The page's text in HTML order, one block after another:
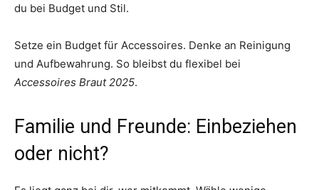
du bei Budget und Stil.
Setze ein Budget für Accessoires. Denke an Reinigung
und Aufbewahrung. So bleibst du flexibel bei
Accessoires Braut 2025.
Familie und Freunde: Einbeziehen
oder nicht?